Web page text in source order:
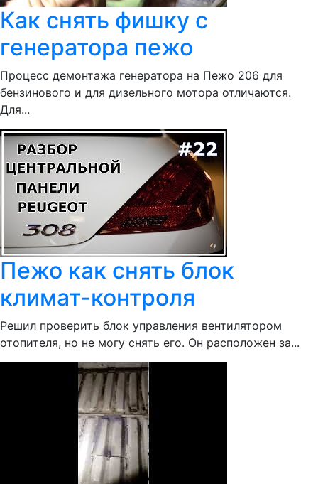
Как снять фишку с
генератора пежо
Процесс демонтажа генератора на Пежо 206 для
бензинового и для дизельного мотора отличаются.
Для...
Пежо как снять блок
климат-контроля
Решил проверить блок управления вентилятором
отопителя, но не могу снять его. Он расположен за...